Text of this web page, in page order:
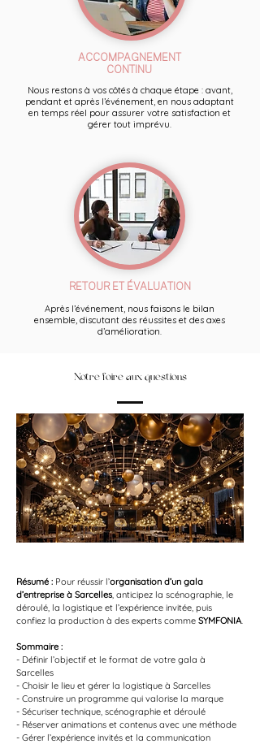
ACCOMPAGNEMENT
CONTINU
Nous restons à vos côtés à chaque étape : avant,
pendant et après l’événement, en nous adaptant
en temps réel pour assurer votre satisfaction et
gérer tout imprévu.
RETOUR ET ÉVALUATION
Après l’événement, nous faisons le bilan
ensemble, discutant des réussites et des axes
d’amélioration.
Notre foire aux questions
Résumé : Pour réussir l’organisation d’un gala
d’entreprise à Sarcelles, anticipez la scénographie, le
déroulé, la logistique et l’expérience invitée, puis
confiez la production à des experts comme SYMFONIA.
Sommaire :
- Définir l’objectif et le format de votre gala à
Sarcelles
- Choisir le lieu et gérer la logistique à Sarcelles
- Construire un programme qui valorise la marque
- Sécuriser technique, scénographie et déroulé
- Réserver animations et contenus avec une méthode
- Gérer l’expérience invités et la communication